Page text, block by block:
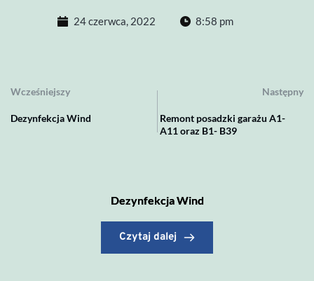
24 czerwca, 2022 8:58 pm
Wcześniejszy Następny
Dezynfekcja Wind
Remont posadzki garażu A1-
A11 oraz B1- B39
Dezynfekcja Wind
Czytaj dalej